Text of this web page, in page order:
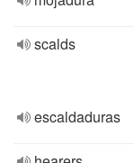
scalds
escaldaduras